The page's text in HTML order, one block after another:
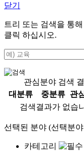
닫기
트리 또는 검색을 통
클릭 하십시오.
관심분야 검색
대분류
중분류
관
검색결과가 없습
선택된 분야 (선택분
카테고리